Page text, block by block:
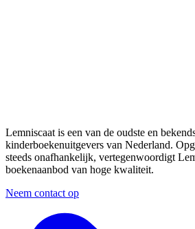
Lemniscaat is een van de oudste en
kinderboekenuitgevers van Nederland.
steeds onafhankelijk, vertegenwoordigt
boekenaanbod van hoge kwaliteit.
Neem contact op